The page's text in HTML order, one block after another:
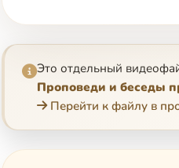
Это отдельный
Проповеди и беседы
Перейти к файлу в